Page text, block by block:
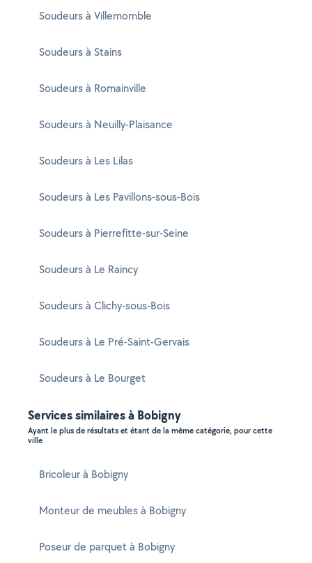
Soudeurs à Villemomble
Soudeurs à Stains
Soudeurs à Romainville
Soudeurs à Neuilly-Plaisance
Soudeurs à Les Lilas
Soudeurs à Les Pavillons-sous-Bois
Soudeurs à Pierrefitte-sur-Seine
Soudeurs à Le Raincy
Soudeurs à Clichy-sous-Bois
Soudeurs à Le Pré-Saint-Gervais
Soudeurs à Le Bourget
Services similaires à Bobigny
Ayant le plus de résultats et étant de la même catégorie, pour cette
ville
Bricoleur à Bobigny
Monteur de meubles à Bobigny
Poseur de parquet à Bobigny